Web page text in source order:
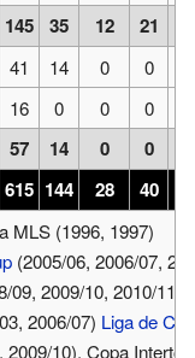
145 35 12 21
41 14 0 0
16 0 0 0
57 14 0 0
615 144 28 40
MLS (1996, 1997)
(2005/06, 2006/07,
2009/10, 2010/11);
2006/07) Liga de
2009/10), Copa